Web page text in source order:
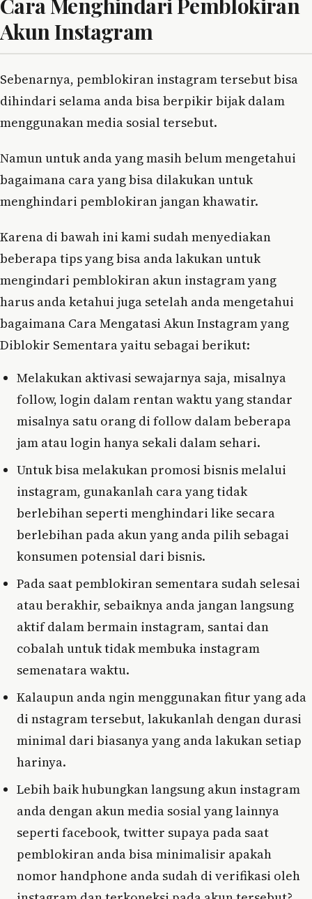
Akun Instagram
Sebenarnya, pemblokiran instagram tersebut bisa
dihindari selama anda bisa berpikir bijak dalam
menggunakan media sosial tersebut.
Namun untuk anda yang masih belum mengetahui
bagaimana cara yang bisa dilakukan untuk
menghindari pemblokiran jangan khawatir.
Karena di bawah ini kami sudah menyediakan
beberapa tips yang bisa anda lakukan untuk
mengindari pemblokiran akun instagram yang
harus anda ketahui juga setelah anda mengetahui
bagaimana Cara Mengatasi Akun Instagram yang
Diblokir Sementara yaitu sebagai berikut:
Melakukan aktivasi sewajarnya saja, misalnya
follow, login dalam rentan waktu yang standar
misalnya satu orang di follow dalam beberapa
jam atau login hanya sekali dalam sehari.
Untuk bisa melakukan promosi bisnis melalui
instagram, gunakanlah cara yang tidak
berlebihan seperti menghindari like secara
berlebihan pada akun yang anda pilih sebagai
konsumen potensial dari bisnis.
Pada saat pemblokiran sementara sudah selesai
atau berakhir, sebaiknya anda jangan langsung
aktif dalam bermain instagram, santai dan
cobalah untuk tidak membuka instagram
semenatara waktu.
Kalaupun anda ngin menggunakan fitur yang ada
di nstagram tersebut, lakukanlah dengan durasi
minimal dari biasanya yang anda lakukan setiap
harinya.
Lebih baik hubungkan langsung akun instagram
anda dengan akun media sosial yang lainnya
seperti facebook, twitter supaya pada saat
pemblokiran anda bisa minimalisir apakah
nomor handphone anda sudah di verifikasi oleh